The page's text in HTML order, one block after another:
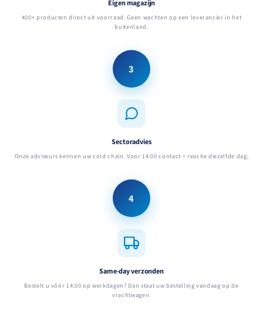
Eigen magazijn
400+ producten direct uit voorraad. Geen wachten op een leverancier in het
buitenland.
3
Sectoradvies
Onze adviseurs kennen uw cold chain. Voor 14:00 contact = reactie diezelfde dag.
4
Same-day verzonden
Bestelt u vóór 14:00 op werkdagen? Dan staat uw bestelling vandaag op de
vrachtwagen.